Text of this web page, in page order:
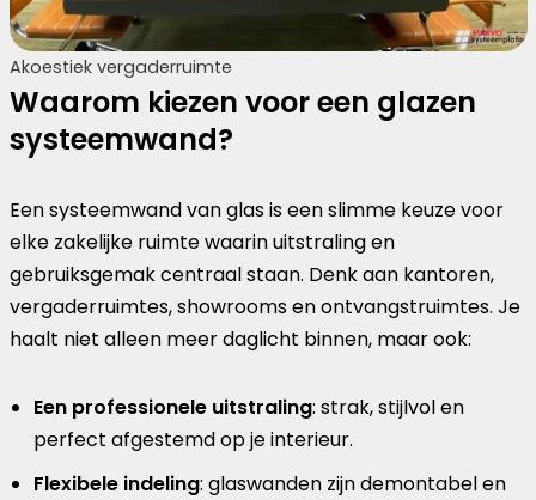
Akoestiek vergaderruimte
Waarom kiezen voor een glazen
systeemwand?
Een systeemwand van glas is een slimme keuze voor
elke zakelijke ruimte waarin uitstraling en
gebruiksgemak centraal staan. Denk aan kantoren,
vergaderruimtes, showrooms en ontvangstruimtes. Je
haalt niet alleen meer daglicht binnen, maar ook:
Een professionele uitstraling: strak, stijlvol en
perfect afgestemd op je interieur.
Flexibele indeling: glaswanden zijn demontabel en